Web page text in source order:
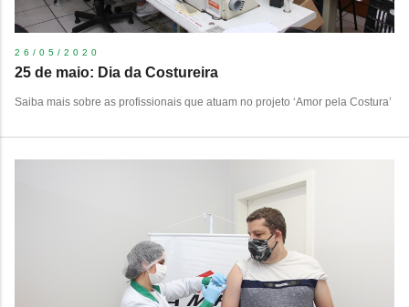
26/05/2020
25 de maio: Dia da Costureira
Saiba mais sobre as profissionais que atuam no projeto ‘Amor pela Costura’